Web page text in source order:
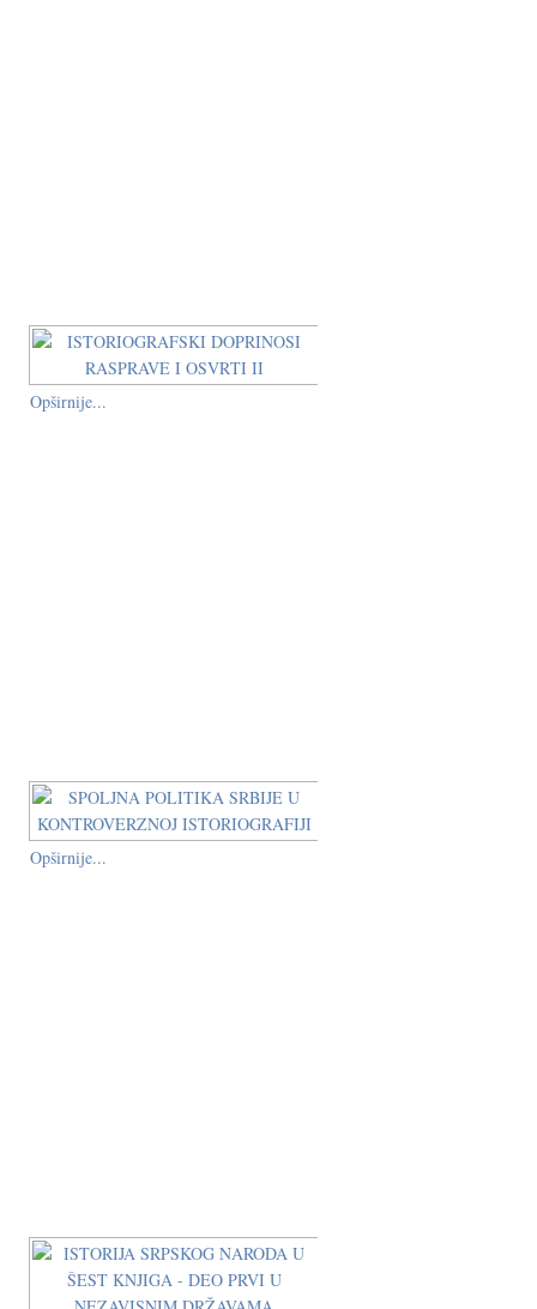
Opširnije...
Opširnije...